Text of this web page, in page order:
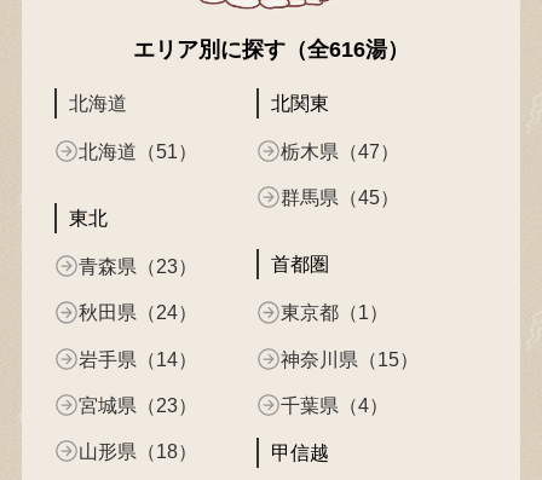
エリア別に探す（全616湯）
北海道
北海道（51）
東北
青森県（23）
秋田県（24）
岩手県（14）
宮城県（23）
山形県（18）
北関東
栃木県（47）
群馬県（45）
首都圏
東京都（1）
神奈川県（15）
千葉県（4）
甲信越